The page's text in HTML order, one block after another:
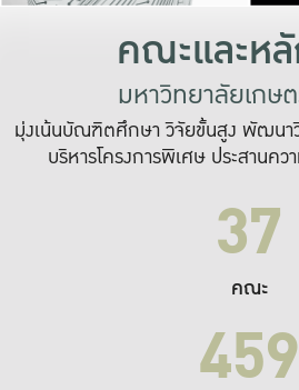
คณะและห
มหาวิทยาลัยเกษ
มุ่งเน้นบัณฑิตศึกษา วิจัยขั้นสูง พัฒนา
บริหารโครงการพิเศษ ประสานค
37
คณะ
459